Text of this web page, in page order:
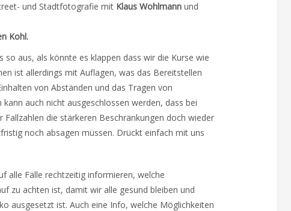
und Stadtfotografie mit Klaus Wohlmann und
Kohl.
so aus, als könnte es klappen dass wir die Kurse wie
ist allerdings mit Auflagen, was das Bereitstellen
von Abständen und das Tragen von
auch nicht ausgeschlossen werden, dass bei
Fallzahlen die stärkeren Beschränkungen doch wieder
noch absagen müssen. Drückt einfach mit uns
alle Fälle rechtzeitig informieren, welche
zu achten ist, damit wir alle gesund bleiben und
ausgesetzt ist. Auch eine Info, welche Möglichkeiten